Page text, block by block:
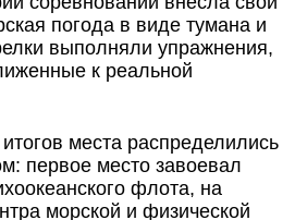
погода в виде тумана и
выполняли упражнения,
к реальной
места распределились
первое место завоевал
флота, на
морской и физической